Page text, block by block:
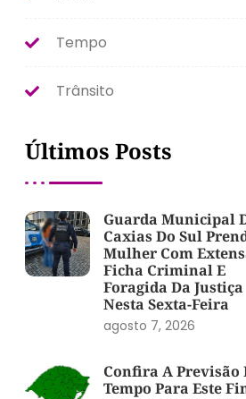
Tempo
Trânsito
Últimos Posts
Guarda Municipal
Caxias Do Sul
Mulher Com
Ficha Criminal E
Foragida Da Justiça
Nesta Sexta-Feira
agosto 7, 2026
Confira A Previsão
Tempo Para Este